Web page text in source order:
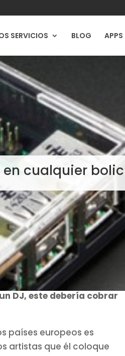
SERVICIOS BLOG APPS
en cualquier
DJ, este debería cobrar
países europeos es
artistas que él coloque